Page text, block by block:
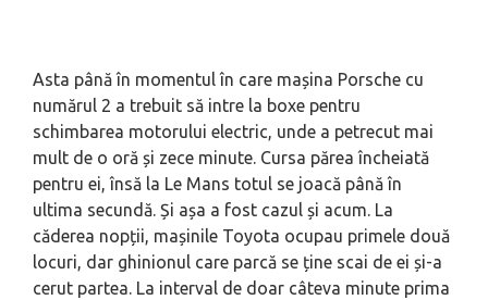
Asta până în momentul în care mașina Porsche cu
numărul 2 a trebuit să intre la boxe pentru
schimbarea motorului electric, unde a petrecut mai
mult de o oră și zece minute. Cursa părea încheiată
pentru ei, însă la Le Mans totul se joacă până în
ultima secundă. Și așa a fost cazul și acum. La
căderea nopții, mașinile Toyota ocupau primele două
locuri, dar ghinionul care parcă se ține scai de ei și-a
cerut partea. La interval de doar câteva minute prima